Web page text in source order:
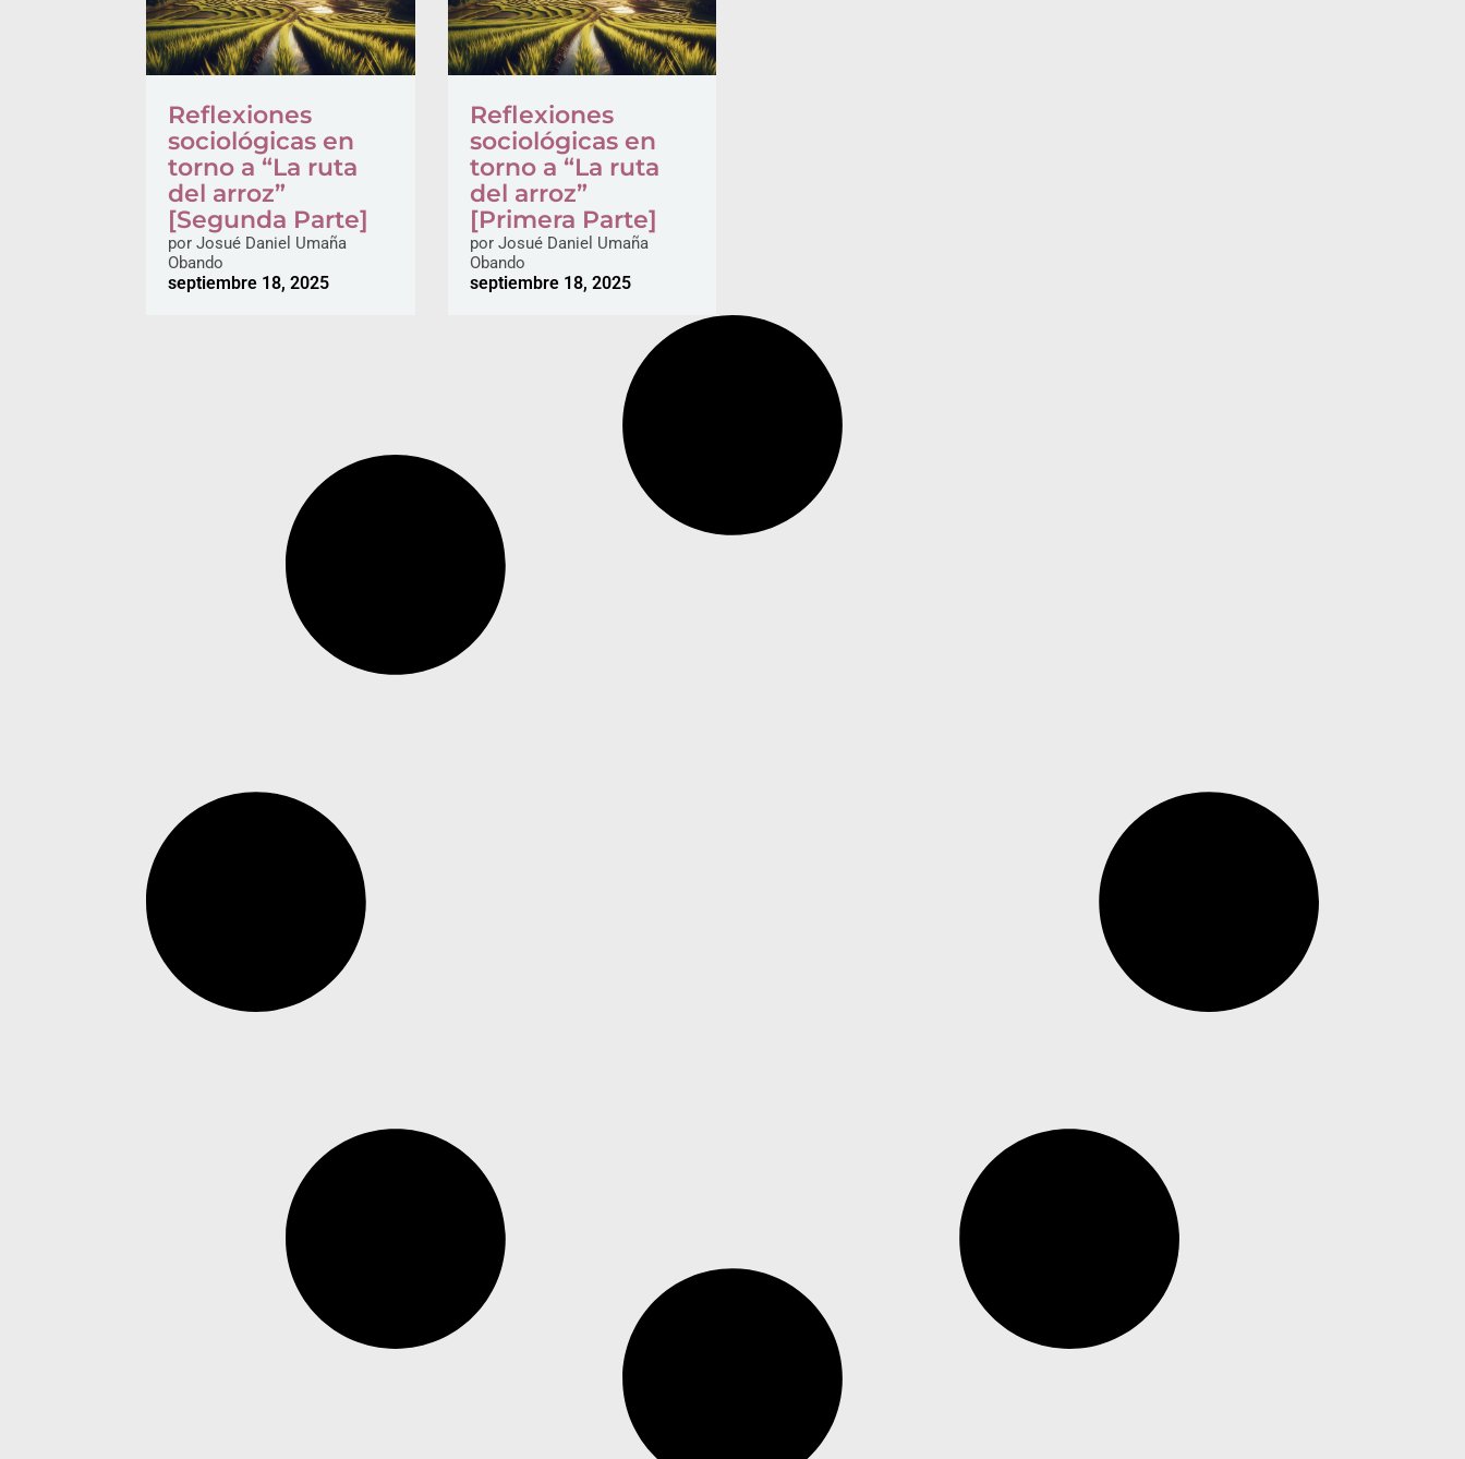
Reflexiones
sociológicas en
torno a “La ruta
del arroz”
[Segunda Parte]
por Josué Daniel Umaña
Obando
septiembre 18, 2025
Reflexiones
sociológicas en
torno a “La ruta
del arroz”
[Primera Parte]
porJosué Daniel Umaña
Obando
septiembre 18, 2025